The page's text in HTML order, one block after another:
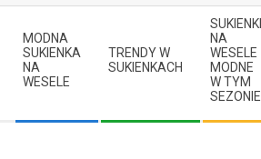
Navigation
Menu
MODNA
SUKIENKA
NA
WESELE
TRENDY W
SUKIENKACH
SUKIENKI
NA
WESELE
MODNE
W TYM
SEZONIE